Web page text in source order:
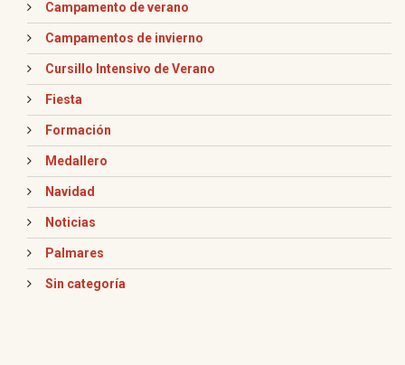
Campamento de verano
Campamentos de invierno
Cursillo Intensivo de Verano
Fiesta
Formación
Medallero
Navidad
Noticias
Palmares
Sin categoría